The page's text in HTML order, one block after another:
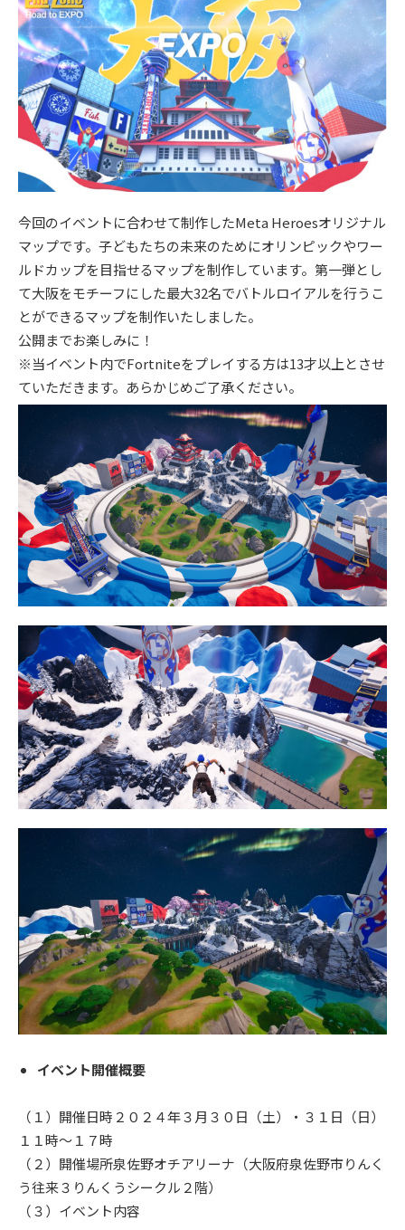
今回のイベントに合わせて制作したMeta Heroesオリジナル
マップです。子どもたちの未来のためにオリンピックやワー
ルドカップを目指せるマップを制作しています。第一弾とし
て大阪をモチーフにした最大32名でバトルロイアルを行うこ
とができるマップを制作いたしました。
公開までお楽しみに！
※当イベント内でFortniteをプレイする方は13才以上とさせ
ていただきます。あらかじめご了承ください。
イベント開催概要
（１）開催日時２０２４年３月３０日（土）・３１日（日）
１１時～１７時
（２）開催場所泉佐野オチアリーナ（大阪府泉佐野市りんく
う往来３りんくうシークル２階）
（３）イベント内容